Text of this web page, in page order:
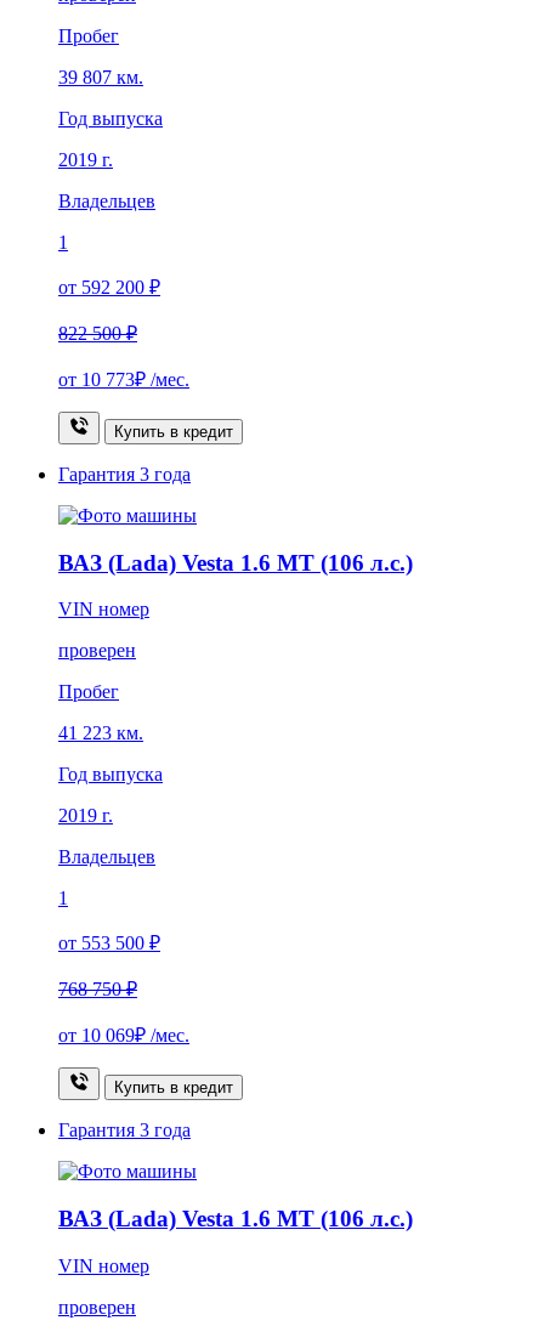
Пробег
39 807 км.
Год выпуска
2019 г.
Владельцев
1
от 592 200 ₽
822 500 ₽
от 10 773₽ /мес.
Купить в кредит
Гарантия 3 года
ВАЗ (Lada) Vesta 1.6 MT (106 л.с.)
VIN номер
проверен
Пробег
41 223 км.
Год выпуска
2019 г.
Владельцев
1
от 553 500 ₽
768 750 ₽
от 10 069₽ /мес.
Купить в кредит
Гарантия 3 года
ВАЗ (Lada) Vesta 1.6 MT (106 л.с.)
VIN номер
проверен